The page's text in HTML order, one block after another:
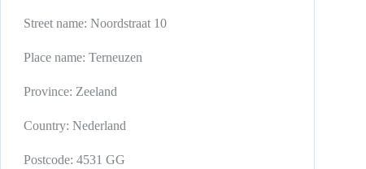
Street name: Noordstraat 10
Place name: Terneuzen
Province: Zeeland
Country: Nederland
Postcode: 4531 GG